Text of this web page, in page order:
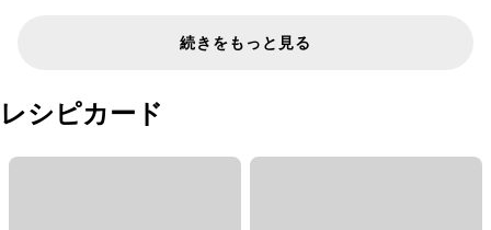
続きをもっと見る
レシピカード